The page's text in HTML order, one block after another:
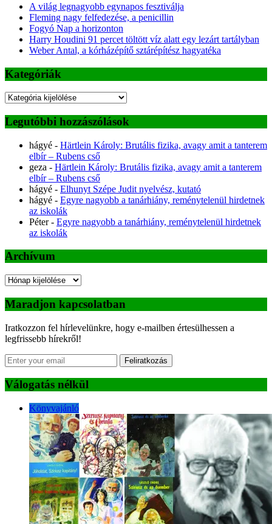
A világ legnagyobb egynapos fesztiválja
Fleming nagy felfedezése, a penicillin
Fogyó Nap a horizonton
Harry Houdini 91 percet töltött víz alatt egy lezárt tartályban
Weber Antal, a kórházépítő sztárépítész hagyatéka
Kategóriák
Kategóriák
Legutóbbi hozzászólások
hágyé - Härtlein Károly: Brutális fizika, avagy amit a tanterem
elbír – Rubens cső
geza - Härtlein Károly: Brutális fizika, avagy amit a tanterem
elbír – Rubens cső
hágyé - Elhunyt Szépe Judit nyelvész, kutató
hágyé - Egyre nagyobb a tanárhiány, reménytelenül hirdetnek
az iskolák
Péter- Egyre nagyobb a tanárhiány, reménytelenül hirdetnek
az iskolák
Archívum
Archívum
Maradjon kapcsolatban
Iratkozzon fel hírlevelünkre, hogy e-mailben értesülhessen a
legfrissebb hírekről!
Feliratkozás
Válogatás nélkül
Könyvajánló